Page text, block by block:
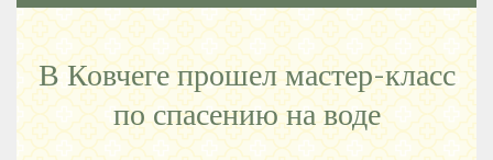
В Ковчеге прошел мастер-класс
по спасению на воде